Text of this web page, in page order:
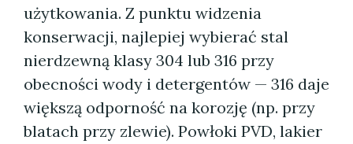
użytkowania. Z punktu widzenia
konserwacji, najlepiej wybierać stal
nierdzewną klasy 304 lub 316 przy
obecności wody i detergentów — 316 daje
większą odporność na korozję (np. przy
blatach przy zlewie). Powłoki PVD, lakier